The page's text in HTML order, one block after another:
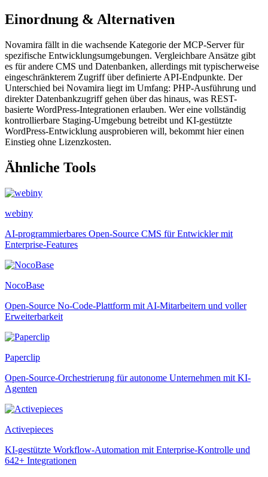
Einordnung & Alternativen
Novamira fällt in die wachsende Kategorie der MCP-Server für
spezifische Entwicklungsumgebungen. Vergleichbare Ansätze gibt
es für andere CMS und Datenbanken, allerdings mit typischerweise
eingeschränkterem Zugriff über definierte API-Endpunkte. Der
Unterschied bei Novamira liegt im Umfang: PHP-Ausführung und
direkter Datenbankzugriff gehen über das hinaus, was REST-
basierte WordPress-Integrationen erlauben. Wer eine vollständig
kontrollierbare Staging-Umgebung betreibt und KI-gestützte
WordPress-Entwicklung ausprobieren will, bekommt hier einen
Einstieg ohne Lizenzkosten.
Ähnliche Tools
webiny
AI-programmierbares Open-Source CMS für Entwickler mit
Enterprise-Features
NocoBase
Open-Source No-Code-Plattform mit AI-Mitarbeitern und voller
Erweiterbarkeit
Paperclip
Open-Source-Orchestrierung für autonome Unternehmen mit KI-
Agenten
Activepieces
KI-gestützte Workflow-Automation mit Enterprise-Kontrolle und
642+ Integrationen